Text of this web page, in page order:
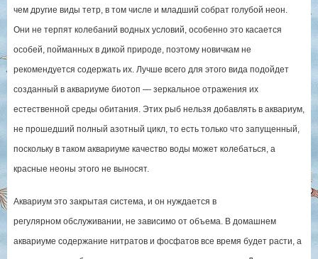
чем другие виды тетр, в том числе и младший собрат голубой неон.
Они не терпят колебаний водных условий, особенно это касается
особей, пойманных в дикой природе, поэтому новичкам не
рекомендуется содержать их. Лучше всего для этого вида подойдет
созданный в аквариуме биотоп — зеркальное отражения их
естественной среды обитания. Этих рыб нельзя добавлять в аквариум,
не прошедший полный азотный цикл, то есть только что запущенный,
поскольку в таком аквариуме качество воды может колебаться, а
красные неоны этого не выносят.
Аквариум это закрытая система, и он нуждается в
регулярном обслуживании, не зависимо от объема. В домашнем
аквариуме содержание нитратов и фосфатов все время будет расти, а